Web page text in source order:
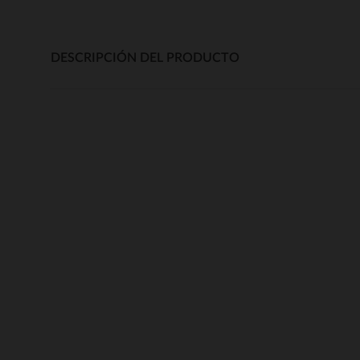
DESCRIPCIÓN DEL PRODUCTO